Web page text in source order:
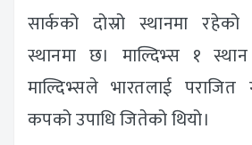
सार्कको दोस्रो स्थानमा
स्थानमा छ। माल्दिभ्स १
माल्दिभ्सले भारतलाई
कपको उपाधि जितेको थियो।